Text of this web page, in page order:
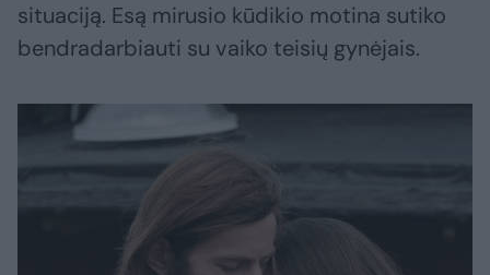
situaciją. Esą mirusio kūdikio motina sutiko
bendradarbiauti su vaiko teisių gynėjais.